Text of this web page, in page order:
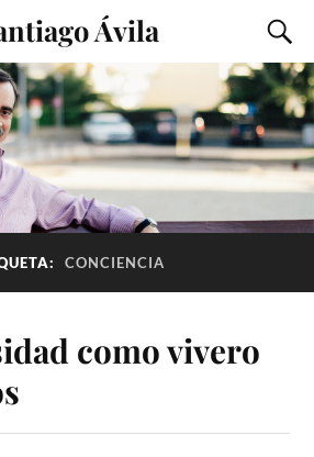
Ávila
CONCIENCIA
como vivero